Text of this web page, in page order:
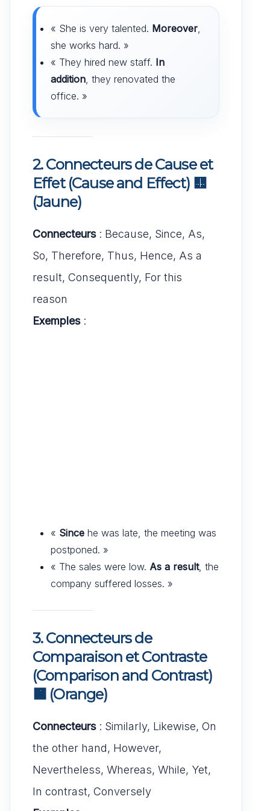
« She is very talented. Moreover
she works hard. »
« They hired new staff. In
addition , they renovated the
office. »
2. Connecteurs de Cause et
Effet (Cause and Effect)🟨
(Jaune)
Connecteurs: Because, Since, As,
So, Therefore, Thus, Hence, As a
result, Consequently, For this
reason
Exemples:
« Since he was late, the meeting was
postponed. »
« The sales were low. As a result, the
company suffered losses. »
3. Connecteurs de
Comparaison et Contraste
(Comparison and Contrast)
🟧 (Orange)
Connecteurs: Similarly, Likewise, On
the other hand, However,
Nevertheless, Whereas, While, Yet,
In contrast, Conversely